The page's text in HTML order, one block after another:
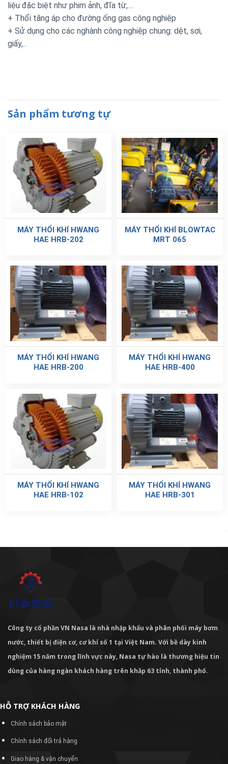
liệu đặc biệt như phim ảnh, đĩa từ,…
+ Thổi tăng áp cho đường ống gas công nghiệp
+ Sử dụng cho các nghành công nghiệp chung: dệt, sợi,
giấy,..
Sản phẩm tương tự
MÁY THỔI KHÍ HWANG
HAE HRB-202
MÁY THỔI KHÍ BLOWTAC
MRT 065
MÁY THỔI KHÍ HWANG
HAE HRB-200
MÁY THỔI KHÍ HWANG
HAE HRB-400
MÁY THỔI KHÍ HWANG
HAE HRB-102
MÁY THỔI KHÍ HWANG
HAE HRB-301
Công ty cổ phần VN Nasa là nhà nhập khẩu và phân phối máy bơm
nước, thiết bị điện cơ, cơ khí số 1 tại Việt Nam. Với bề dày kinh
nghiệm 15 năm trong lĩnh vực này, Nasa tự hào là thương hiệu tin
dùng của hàng ngàn khách hàng trên khắp 63 tỉnh, thành phố.
HỖ TRỢ KHÁCH HÀNG
Chính sách bảo mật
Chính sách đổi trả hàng
Giao hàng & vận chuyển